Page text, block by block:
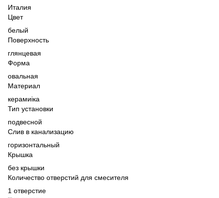
Италия
Цвет
белый
Поверхность
глянцевая
Форма
овальная
Материал
керамиіка
Тип установки
подвесной
Слив в канализацию
горизонтальный
Крышка
без крышки
Количество отверстий для смесителя
1 отверстие